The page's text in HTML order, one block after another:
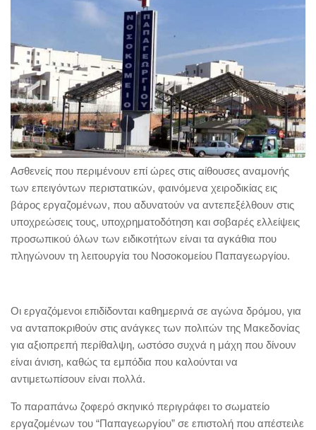
Ασθενείς που περιμένουν επί ώρες στις αίθουσες αναμονής
των επειγόντων περιστατικών, φαινόμενα χειροδικίας εις
βάρος εργαζομένων, που αδυνατούν να αντεπεξέλθουν στις
υποχρεώσεις τους, υποχρηματοδότηση και σοβαρές ελλείψεις
προσωπικού όλων των ειδικοτήτων είναι τα αγκάθια που
πληγώνουν τη λειτουργία του Νοσοκομείου Παπαγεωργίου.
Οι εργαζόμενοι επιδίδονται καθημερινά σε αγώνα δρόμου, για
να ανταποκριθούν στις ανάγκες των πολιτών της Μακεδονίας
για αξιοπρεπή περίθαλψη, ωστόσο συχνά η μάχη που δίνουν
είναι άνιση, καθώς τα εμπόδια που καλούνται να
αντιμετωπίσουν είναι πολλά.
Το παραπάνω ζοφερό σκηνικό περιγράφει το σωματείο
εργαζομένων του “Παπαγεωργίου” σε επιστολή που απέστειλε